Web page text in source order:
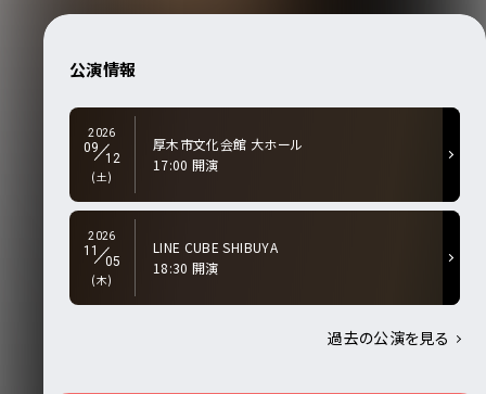
公演情報
2026
09
12
(土)
厚木市文化会館 大ホール
17:00 開演
2026
11
05
(木)
LINE CUBE SHIBUYA
18:30 開演
過去の公演を見る